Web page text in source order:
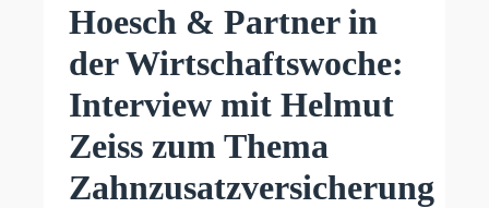
Hoesch & Partner in
der Wirtschaftswoche:
Interview mit Helmut
Zeiss zum Thema
Zahnzusatzversicherung